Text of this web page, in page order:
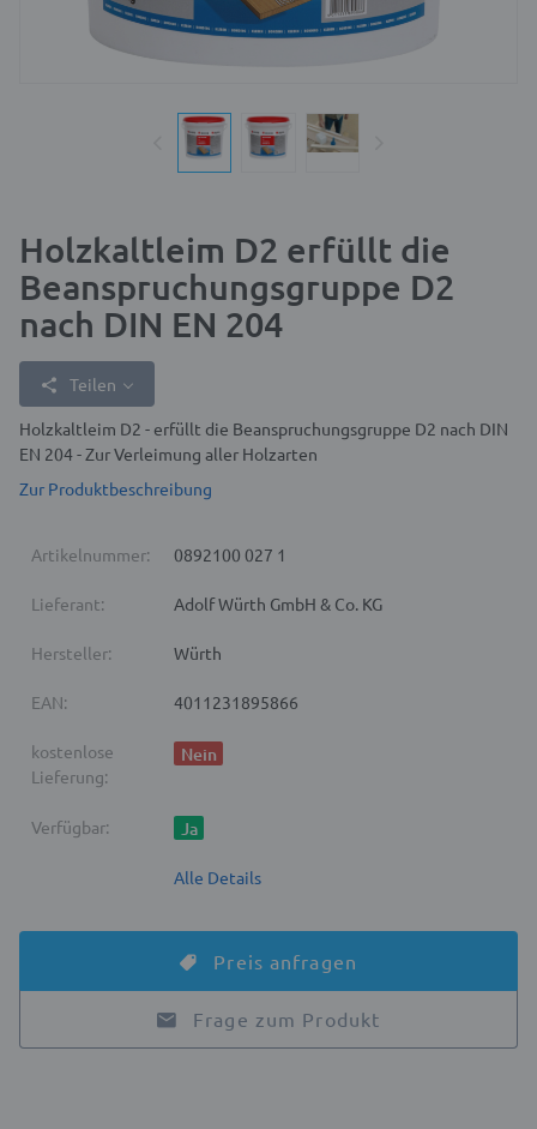
Holzkaltleim D2 erfüllt die
Beanspruchungsgruppe D2
nach DIN EN 204
Teilen
Holzkaltleim D2 - erfüllt die Beanspruchungsgruppe D2 nach DIN
EN 204 - Zur Verleimung aller Holzarten
Zur Produktbeschreibung
Artikelnummer: 0892100 027 1
Lieferant: Adolf Würth GmbH & Co. KG
Hersteller: Würth
EAN: 4011231895866
kostenlose
Lieferung:
Nein
Verfügbar: Ja
Alle Details
Preis anfragen
Frage zum Produkt